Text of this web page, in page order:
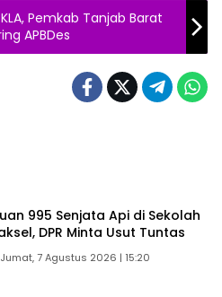
Pemkab Tanjab Barat
APBDes
995 Senjata Api di Sekolah
DPR Minta Usut Tuntas
Jumat, 7 Agustus 2026 | 15:20